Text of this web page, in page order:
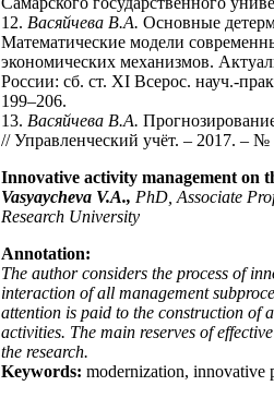
12. Васяйчева В.А. Основные
Математические модели
экономических механизмов.
России: сб. ст. XI Всерос. науч.-
199–206.
13. Васяйчева В.А.
// Управленческий учёт. – 2017. –
Innovative activity management on
Vasyaycheva V.A., PhD, Associate
Research University
Annotation:
The author considers the process of
interaction of all management
attention is paid to the construction of
activities. The main reserves of
the research.
Keywords: modernization, innovative